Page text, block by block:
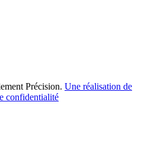
Précision. Une réalisation de
confidentialité